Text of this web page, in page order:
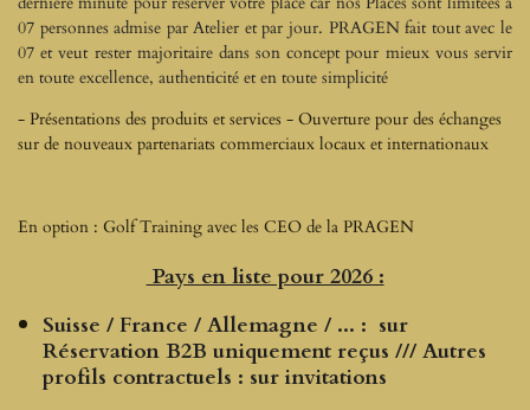
07 personnes admise par Atelier et par jour. PRAGEN fait tout avec le
07 et veut rester majoritaire dans son concept pour mieux vous servir
en toute excellence, authenticité et en toute simplicité
- Présentations des produits et services - Ouverture pour des échanges
sur de nouveaux partenariats commerciaux locaux et internationaux
En option : Golf Training avec les CEO de la PRAGEN
Pays en liste pour 2026 :
Suisse / France / Allemagne / ... : sur
Réservation B2B uniquement reçus /// Autres
profils contractuels : sur invitations